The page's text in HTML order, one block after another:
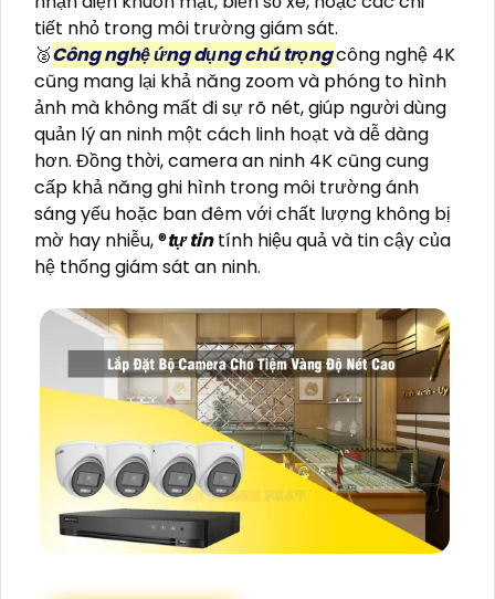
tiết nhỏ trong môi trường giám sát.
🥈️Công nghệ ứng dụng chú trọngcông nghệ 4K
cũng mang lại khả năng zoom và phóng to hình
ảnh mà không mất đi sự rõ nét, giúp người dùng
quản lý an ninh một cách linh hoạt và dễ dàng
hơn. Đồng thời, camera an ninh 4K cũng cung
cấp khả năng ghi hình trong môi trường ánh
sáng yếu hoặc ban đêm với chất lượng không bị
mờ hay nhiễu, ®️tự tintính hiệu quả và tin cậy của
hệ thống giám sát an ninh.